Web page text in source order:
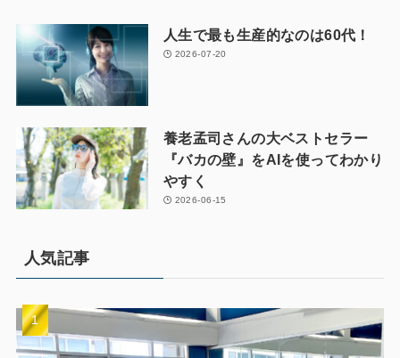
人生で最も生産的なのは60代！
2026-07-20
養老孟司さんの大ベストセラー
『バカの壁』をAIを使ってわかり
やすく
2026-06-15
人気記事